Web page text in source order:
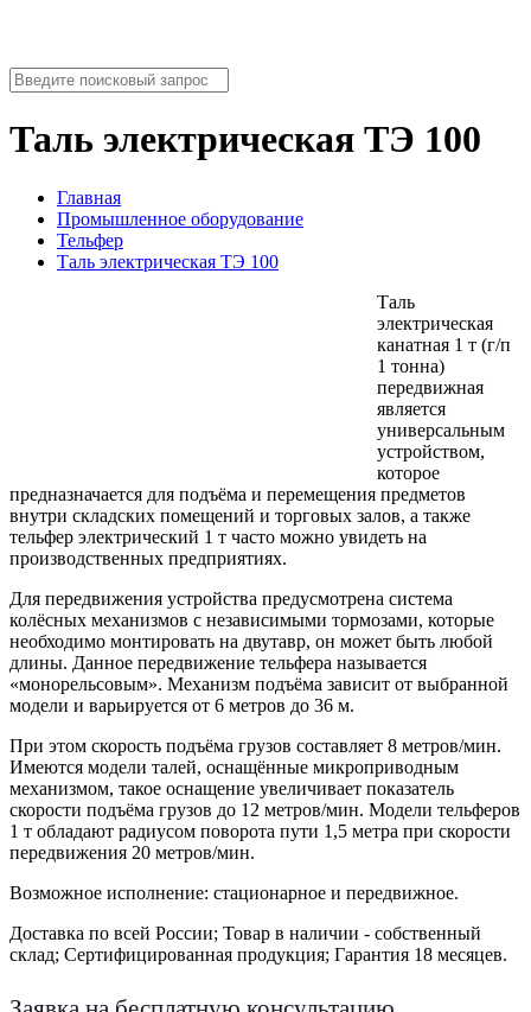
Таль электрическая ТЭ 100
Главная
Промышленное оборудование
Тельфер
Таль электрическая ТЭ 100
Таль
электрическая
канатная 1 т (г/п
1 тонна)
передвижная
является
универсальным
устройством,
которое
предназначается для подъёма и перемещения предметов
внутри складских помещений и торговых залов, а также
тельфер электрический 1 т часто можно увидеть на
производственных предприятиях.
Для передвижения устройства предусмотрена система
колёсных механизмов с независимыми тормозами, которые
необходимо монтировать на двутавр, он может быть любой
длины. Данное передвижение тельфера называется
«монорельсовым». Механизм подъёма зависит от выбранной
модели и варьируется от 6 метров до 36 м.
При этом скорость подъёма грузов составляет 8 метров/мин.
Имеются модели талей, оснащённые микроприводным
механизмом, такое оснащение увеличивает показатель
скорости подъёма грузов до 12 метров/мин. Модели тельферов
1 т обладают радиусом поворота пути 1,5 метра при скорости
передвижения 20 метров/мин.
Возможное исполнение: стационарное и передвижное.
Доставка по всей России; Товар в наличии - собственный
склад; Сертифицированная продукция; Гарантия 18 месяцев.